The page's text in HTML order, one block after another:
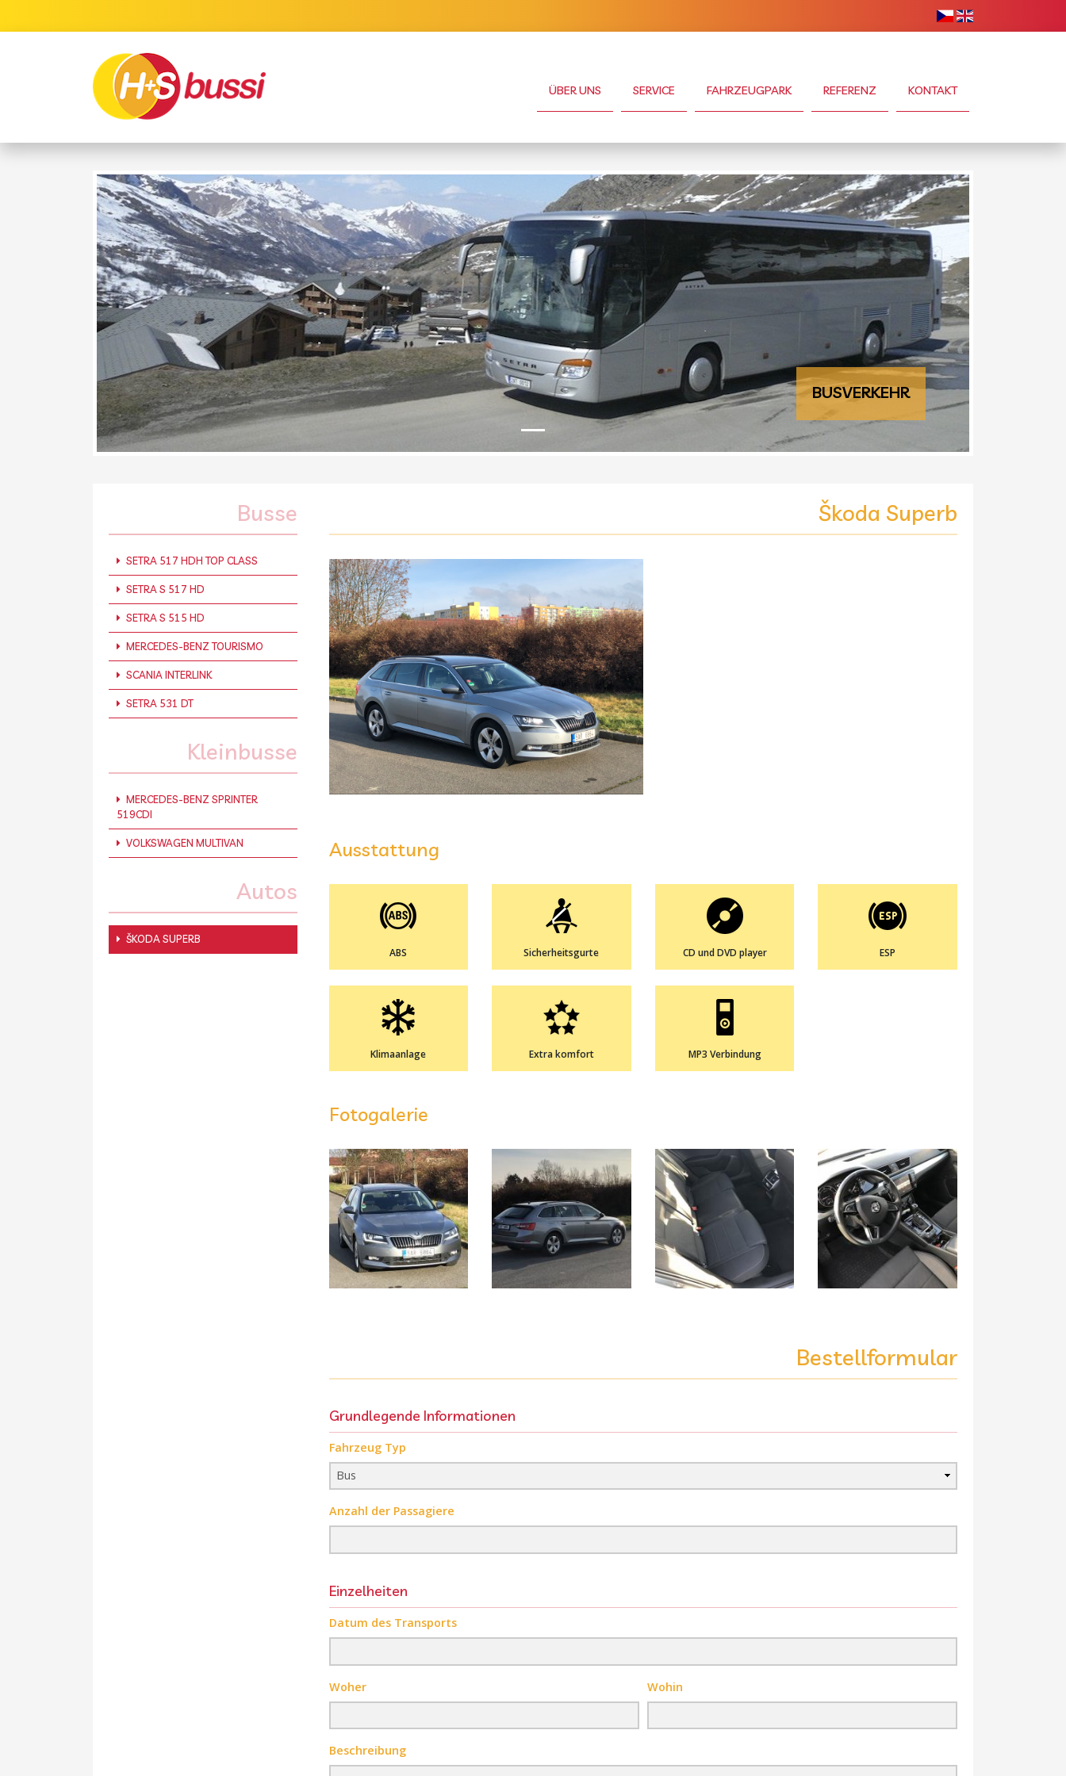
ÜBER UNS SERVICE FAHRZEUGPARK REFERENZ KONTAKT
BUSVERKEHR
Busse
SETRA 517 HDH TOP CLASS
SETRA S 517 HD
SETRA S 515 HD
MERCEDES-BENZ TOURISMO
SCANIA INTERLINK
SETRA 531 DT
Kleinbusse
MERCEDES-BENZ SPRINTER
519CDI
VOLKSWAGEN MULTIVAN
Autos
ŠKODA SUPERB
Škoda Superb
Ausstattung
ABS Sicherheitsgurte CD und DVD player ESP
Klimaanlage Extra komfort MP3 Verbindung
Fotogalerie
Bestellformular
Grundlegende Informationen
Fahrzeug Typ
Anzahl der Passagiere
Einzelheiten
Datum des Transports
Woher Wohin
Beschreibung